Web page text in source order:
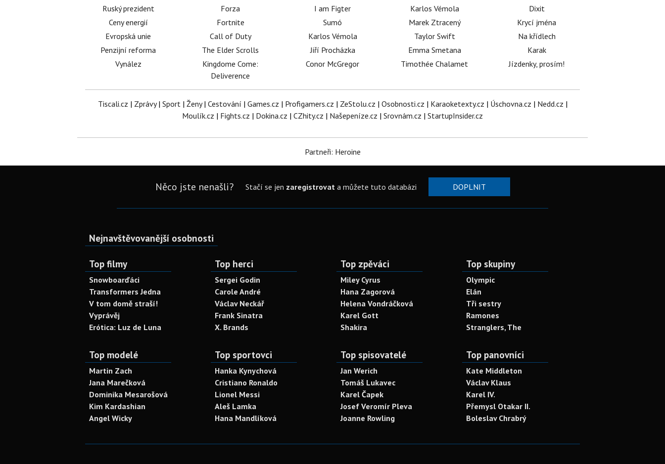
Ruský prezident
Ceny energií
Evropská unie
Penzijní reforma
Vynález
Forza
Fortnite
Call of Duty
The Elder Scrolls
Kingdome Come:
Deliverence
I am Figter
Sumó
Karlos Vémola
Jiří Procházka
Conor McGregor
Karlos Vémola
Marek Ztracený
Taylor Swift
Emma Smetana
Timothée Chalamet
Dixit
Krycí jména
Na křídlech
Karak
Jízdenky, prosím!
Tiscali.cz | Zprávy| Sport| Ženy| Cestování | Games.cz | Profigamers.cz | ZeStolu.cz | Osobnosti.cz | Karaoketexty.cz | Úschovna.cz | Nedd.cz |
Moulík.cz | Fights.cz | Dokina.cz | CZhity.cz | Našepeníze.cz | Srovnám.cz | StartupInsider.cz
Partneři: Heroine
Něco jste nenašli? Stačí se jen zaregistrovata můžete tuto databázi DOPLNIT
Nejnavštěvovanější osobnosti
Top filmy
Snowboarďáci
Transformers Jedna
V tom domě straší!
Vyprávěj
Erótica: Luz de Luna
Top herci
Sergei Godin
Carole André
Václav Neckář
Frank Sinatra
X. Brands
Top zpěváci
Miley Cyrus
Hana Zagorová
Helena Vondráčková
Karel Gott
Shakira
Top skupiny
Olympic
Elán
Tři sestry
Ramones
Stranglers, The
Top modelé
Martin Zach
Jana Marečková
Dominika Mesarošová
Kim Kardashian
Angel Wicky
Top sportovci
Hanka Kynychová
Cristiano Ronaldo
Lionel Messi
Aleš Lamka
Hana Mandlíková
Top spisovatelé
Jan Werich
Tomáš Lukavec
Karel Čapek
Josef Veromír Pleva
Joanne Rowling
Top panovníci
Kate Middleton
Václav Klaus
Karel IV.
Přemysl Otakar II.
Boleslav Chrabrý